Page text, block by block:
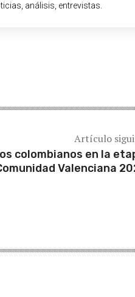
análisis, entrevistas.
Artículo
colombianos en la
Valenciana